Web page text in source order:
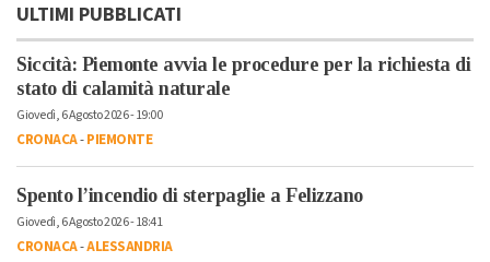
ULTIMI PUBBLICATI
Siccità: Piemonte avvia le procedure per la richiesta di
stato di calamità naturale
Giovedì, 6 Agosto 2026 - 19:00
CRONACA-PIEMONTE
Spento l’incendio di sterpaglie a Felizzano
Giovedì, 6 Agosto 2026 - 18:41
CRONACA-ALESSANDRIA